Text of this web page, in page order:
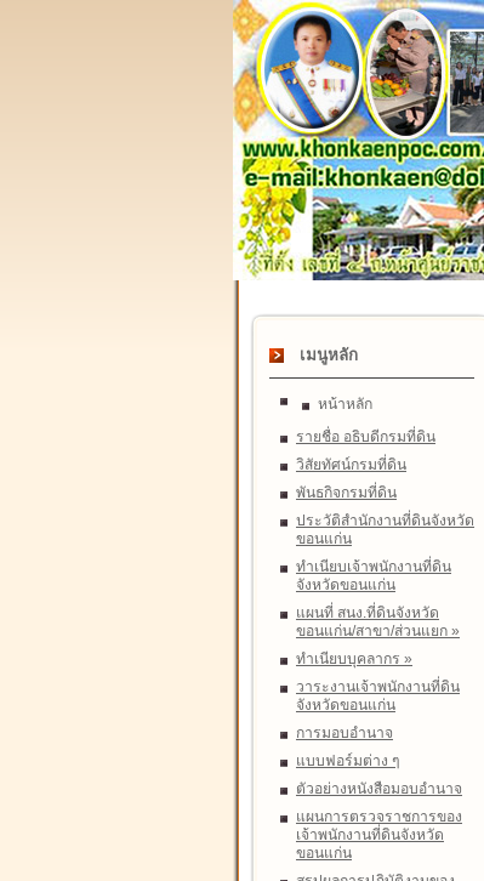
เมนูหลัก
หน้าหลัก
รายชื่อ อธิบดีกรมที่ดิน
วิสัยทัศน์กรมที่ดิน
พันธกิจกรมที่ดิน
ประวัติสำนักงานที่ดินจังหวัด
ขอนแก่น
ทำเนียบเจ้าพนักงานที่ดิน
จังหวัดขอนแก่น
แผนที่ สนง.ที่ดินจังหวัด
ขอนแก่น/สาขา/ส่วนแยก »
ทำเนียบบุคลากร »
วาระงานเจ้าพนักงานที่ดิน
จังหวัดขอนแก่น
การมอบอำนาจ
แบบฟอร์มต่าง ๆ
ตัวอย่างหนังสือมอบอำนาจ
แผนการตรวจราชการของ
เจ้าพนักงานที่ดินจังหวัด
ขอนแก่น